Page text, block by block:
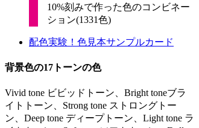
10%刻みで作った色のコンビネー
ション(1331色)
配色実験！色見本サンプルカード
背景色の17トーンの色
Vivid tone ビビッドトーン、Bright toneブラ
イトトーン、Strong tone ストロングトー
ン、Deep tone ディープトーン、Light tone ラ